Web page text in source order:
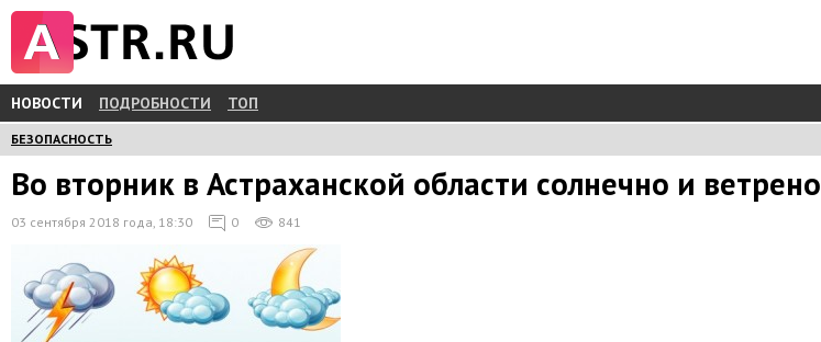
НОВОСТИ ПОДРОБНОСТИ ТОП
БЕЗОПАСНОСТЬ
Во вторник в Астраханской области солнечно и ветрено
03 сентября 2018 года, 18:30 0 841